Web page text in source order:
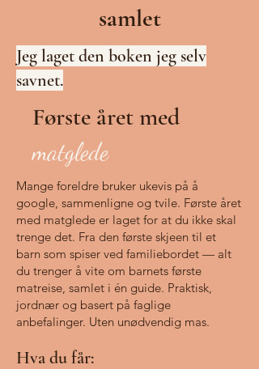
samlet
Jeg laget den boken jeg selv
savnet.
Første året med
matglede
Mange foreldre bruker ukevis på å
google, sammenligne og tvile. Første året
med matglede er laget for at du ikke skal
trenge det. Fra den første skjeen til et
barn som spiser ved familiebordet — alt
du trenger å vite om barnets første
matreise, samlet i én guide. Praktisk,
jordnær og basert på faglige
anbefalinger. Uten unødvendig mas.
Hva du får: